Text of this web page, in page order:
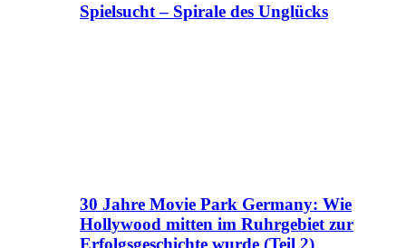
Spielsucht – Spirale des Unglücks
30 Jahre Movie Park Germany: Wie
Hollywood mitten im Ruhrgebiet zur
Erfolgsgeschichte wurde (Teil 2)